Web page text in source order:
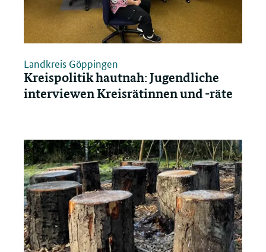
Landkreis Göppingen
Kreispolitik hautnah: Jugendliche
interviewen Kreisrätinnen und -räte